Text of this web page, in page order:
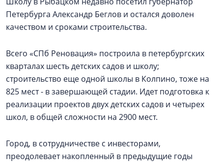
Петербурга Александр Беглов и остался доволен
качеством и сроками строительства.
Всего «СПб Реновация» построила в петербургских
кварталах шесть детских садов и школу;
строительство еще одной школы в Колпино, тоже на
825 мест - в завершающей стадии. Идет подготовка к
реализации проектов двух детских садов и четырех
школ, в общей сложности на 2900 мест.
Город, в сотрудничестве с инвесторами,
преодолевает накопленный в предыдущие годы